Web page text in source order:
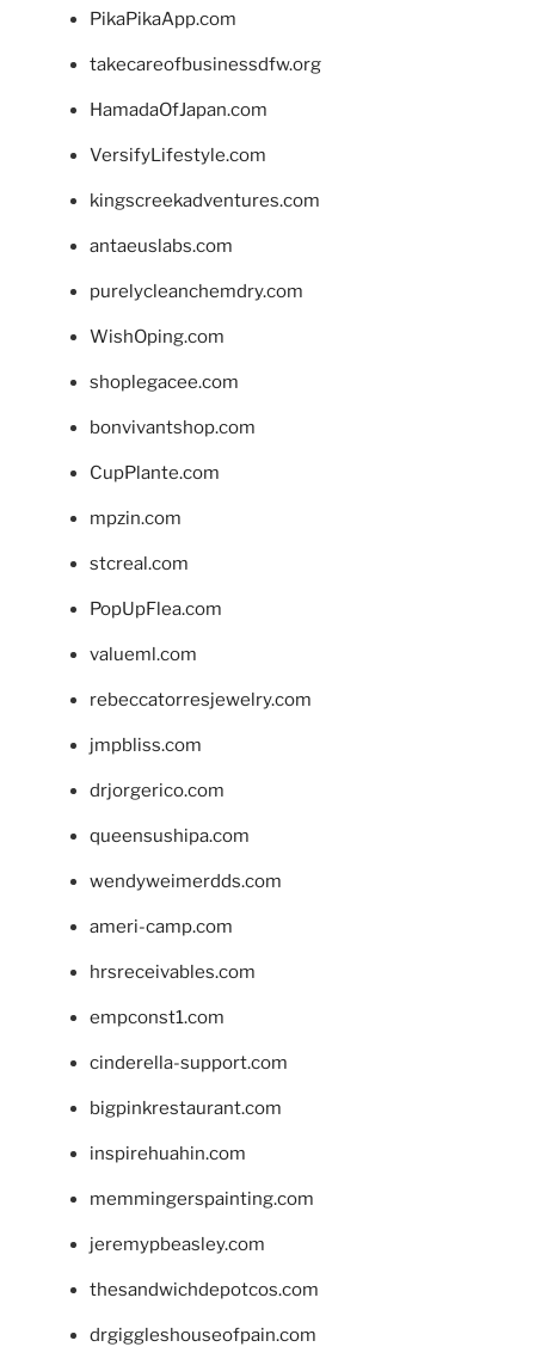
PikaPikaApp.com
takecareofbusinessdfw.org
HamadaOfJapan.com
VersifyLifestyle.com
kingscreekadventures.com
antaeuslabs.com
purelycleanchemdry.com
WishOping.com
shoplegacee.com
bonvivantshop.com
CupPlante.com
mpzin.com
stcreal.com
PopUpFlea.com
valueml.com
rebeccatorresjewelry.com
jmpbliss.com
drjorgerico.com
queensushipa.com
wendyweimerdds.com
ameri-camp.com
hrsreceivables.com
empconst1.com
cinderella-support.com
bigpinkrestaurant.com
inspirehuahin.com
memmingerspainting.com
jeremypbeasley.com
thesandwichdepotcos.com
drgiggleshouseofpain.com